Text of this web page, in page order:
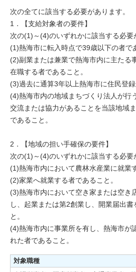
次の全てに該当する必要があります。
1．【支給対象者の要件】
次の(1)～(4)のいずれかに該当する必要
(1)熱海市に転入時点で39歳以下の者で
(2)副業または兼業で熱海市内に主たる
在職する者であること。
(3)過去に通算3年以上熱海市に住民登
(4)熱海市内の地域まちづくり法人が行
交流または協力があることを当該地域
であること。
2．【地域の担い手確保の要件】
次の(1)～(4)のいずれかに該当する必要
(1)熱海市内において農林水産業に就業
(2)家業へ就業する者であること。
(3)熱海市内において空き家または空き
し、起業または第2創業し、開業届出書
と。
(4)熱海市内に事業所を有し、熱海市が
れた者であること。
対象職種